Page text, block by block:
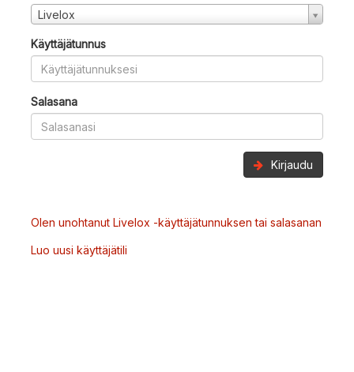
Livelox
Käyttäjätunnus
Salasana
Kirjaudu
Olen unohtanut Livelox -käyttäjätunnuksen tai salasanan
Luo uusi käyttäjätili